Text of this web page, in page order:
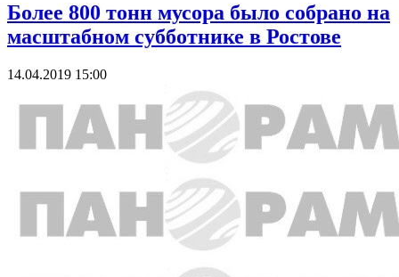
Более 800 тонн мусора было собрано на
масштабном субботнике в Ростове
14.04.2019 15:00